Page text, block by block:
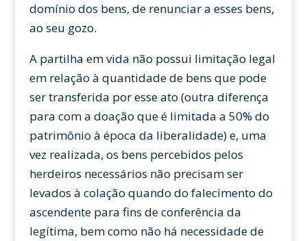
domínio dos bens, de renunciar a esses bens,
ao seu gozo.
A partilha em vida não possui limitação legal
em relação à quantidade de bens que pode
ser transferida por esse ato (outra diferença
para com a doação que é limitada a 50% do
patrimônio à época da liberalidade) e, uma
vez realizada, os bens percebidos pelos
herdeiros necessários não precisam ser
levados à colação quando do falecimento do
ascendente para fins de conferência da
legítima, bem como não há necessidade de